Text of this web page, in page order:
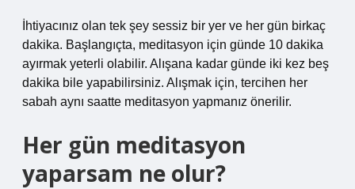
İhtiyacınız olan tek şey sessiz bir yer ve her gün birkaç
dakika. Başlangıçta, meditasyon için günde 10 dakika
ayırmak yeterli olabilir. Alışana kadar günde iki kez beş
dakika bile yapabilirsiniz. Alışmak için, tercihen her
sabah aynı saatte meditasyon yapmanız önerilir.
Her gün meditasyon
yaparsam ne olur?